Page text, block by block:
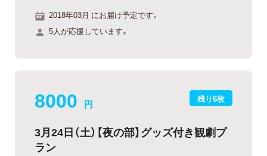
2018年03月 にお届け予定です。
5人が応援しています。
残り6枚
8000 円
3月24日（土）【夜の部】グッズ付き観劇プ
ラン